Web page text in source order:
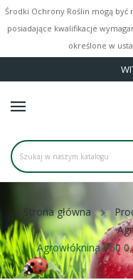
Środki Ochrony Roślin mogą
posiadające kwalifikacje
określone w
Strona główna
Agrowłóknina P50